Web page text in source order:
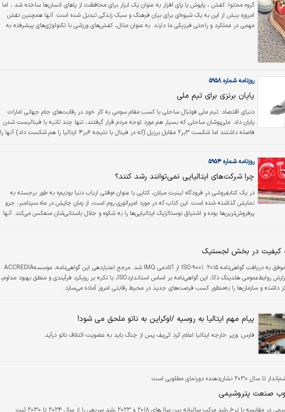
گروه محتوا: کفش ، پاپوش یا پای افزار به عنوان یک ابزار برای محافظت از پاهای انسان‌ها ساخته شد ، اما
امروزه بیش از این به یک شیوه‌ای برای بیان فرهنگ و سبک زندگی تبدیل شده است. آنها همچنین نقش
مهمی در عملکرد و راحتی فیزیکی ما دارند. به عنوان مثال، کفش‌های ورزشی با تکنولوژی‌های پیشرفته به
روزنامه شماره ۵۹۵۸
پایان برنزی برای تیم ملی
دنیای اقتصاد: تیم ملی فوتبال ساحلی با کسب مقام سومی به کار خود در رقابت‌های جام جهانی امارات
پایان داد. ملی‌پوشان ساحلی که بسیار هم مورد توجه مردم قرار گرفتند، تنها چند ثانیه با فینالیست شدن
فاصله داشتند اما شکست ۳بر۲ مقابل برزیل (که در فینال با نتیجه ۶بر۴ ایتالیا را هم شکست داد) آنها را
روزنامه شماره ۵۹۵۴
چرا شرکت‌های ایتالیایی نمی‌توانند رشد کنند؟
در یک کتابفروشی در فرودگاه لینیت میلان، کتابی با عنوان «وقتی ارباب دنیا بودیم» به طور برجسته به
نمایش گذاشته شده است. این کتاب که در مورد امپراتوری روم است، از زمان چاپش در ماه سپتامبر، جزو
پرفروش‌‌‌ترین‌‌‌ها بوده و اشتیاق نوستالژیک ایتالیایی‌‌‌ها را به شکوه و جلال باستانی‌شان منعکس می‌کند. آنها
کیفیت در بخش لجستیک
هلدینگ لجستیک دکا موفق به دریافت گواهی‌نامه ISO-۹۰۰۱: ۲۰۱۵ از آکادمی IMQ شد. مرجع اعتباردهی این گواهی‌نامه، موسسهACCREDIA
کشور ایتالیا است. به گزارش روابط‌عمومی هلدینگ دکا، این گواهی‌نامه بر اساس استانداردISO، با تکیه بر رویکرد فرآیندی و منطق بهبود مداوم،
داشته و سازمان‌ها را به‌منظور کسب فرصت‌های جدید در محیط رقابتی امروز آماده می‌سازد.
پیام مهم ایتالیا به روسیه /اوکراین به ناتو ملحق می شود!
فارس: وزیر خارجه ایتالیا اعلام کرد کی‌یف پس از جنگ باید به عضویت ائتلاف ناتو درآید.
دورنمای مطلوبی است
صنعت پتروشیمی
اندازه بازار جهانی پتروشیمی در مقایسه با نرخ رشد مرکب سالیانه بین سال‌های ۲۰۱۸ و ۲۰۲۳ رشد سریعی را از سال ۲۰۲۴ تا ۲۰۳۰ ثبت